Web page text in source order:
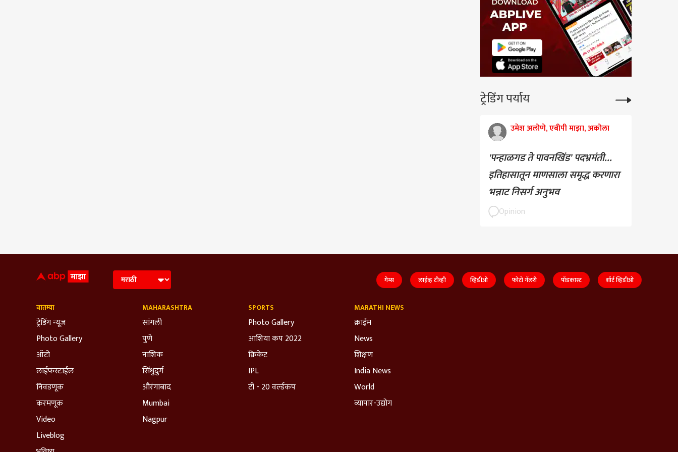
ट्रेडिंग पर्याय
उमेश अलोणे, एबीपी माझा, अकोला
'पन्हाळगड ते पावनखिंड' पदभ्रमंती...
इतिहासातून माणसाला समृद्ध करणारा
भन्नाट निसर्ग अनुभव
Opinion
गेम्स लाईव्ह टीव्ही व्हिडीओ फोटो गॅलरी पॉडकास्ट शॉर्ट व्हिडीओ
बातम्या
ट्रेडिंग न्यूज
Photo Gallery
ऑटो
लाईफस्टाईल
निवडणूक
करमणूक
Video
Liveblog
MAHARASHTRA
सांगली
पुणे
नाशिक
सिंधुदुर्ग
औरंगाबाद
Mumbai
Nagpur
SPORTS
Photo Gallery
आशिया कप 2022
क्रिकेट
IPL
टी - 20 वर्ल्डकप
MARATHI NEWS
क्राईम
News
शिक्षण
India News
World
व्यापार-उद्योग